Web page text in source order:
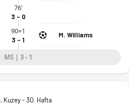
76'
3 - 0
90+1
3 - 1
M. Williams
MS | 3 - 1
Kuzey - 30. Hafta